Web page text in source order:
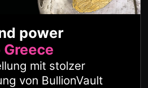
power
mit stolzer
von BullionVault